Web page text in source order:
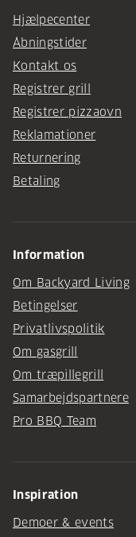
Hjælpecenter
Åbningstider
Kontakt os
Registrer grill
Registrer pizzaovn
Reklamationer
Returnering
Betaling
Information
Om Backyard Living
Betingelser
Privatlivspolitik
Om gasgrill
Om træpillegrill
Samarbejdspartnere
Pro BBQ Team
Inspiration
Demoer & events